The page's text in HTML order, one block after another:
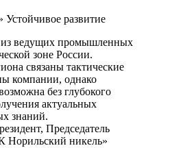
Устойчивое развитие
ведущих промышленных
зоне России.
связаны тактические
компании, однако
без глубокого
актуальных
знаний.
Председатель
никель»